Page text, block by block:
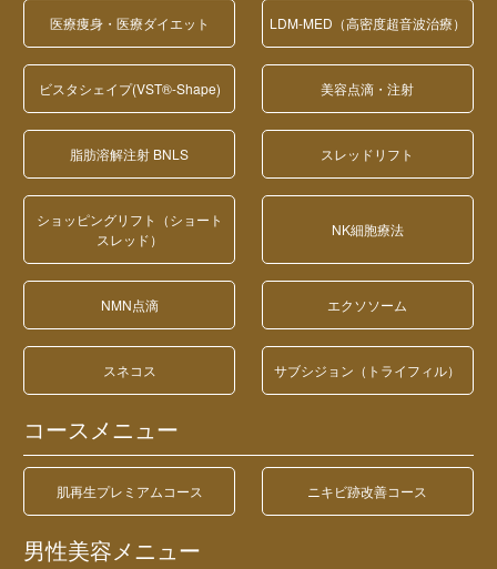
医療痩身・医療ダイエット LDM-MED（高密度超音波治療）
ビスタシェイプ(VST®-Shape) 美容点滴・注射
脂肪溶解注射 BNLS スレッドリフト
ショッピングリフト（ショート
スレッド）
NK細胞療法
NMN点滴 エクソソーム
スネコス サブシジョン（トライフィル）
コースメニュー
肌再生プレミアムコース ニキビ跡改善コース
男性美容メニュー